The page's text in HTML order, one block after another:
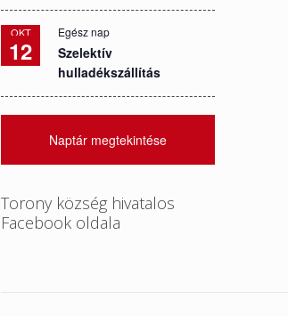
OKT
12
Egész nap
Szelektív
hulladékszállítás
Naptár megtekintése
Torony község hivatalos
Facebook oldala